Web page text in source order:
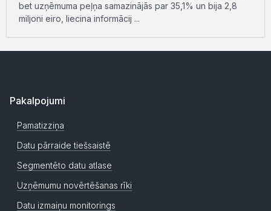
bet uzņēmuma peļņa samazinājās par 35,1% un bija 2,8
miljoni eiro, liecina informācij ...
Pakalpojumi
Pamatizziņa
Datu pārraide tiešsaistē
Segmentēto datu atlase
Uzņēmumu novērtēšanas rīki
Datu izmaiņu monitorings